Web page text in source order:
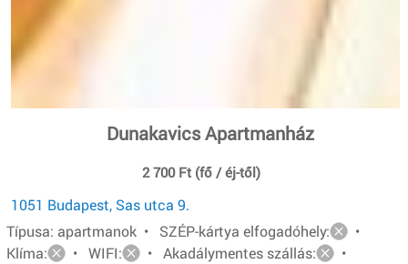
Dunakavics Apartmanház
2 700 Ft (fő / éj-től)
1051 Budapest, Sas utca 9.
Típusa: apartmanok • SZÉP-kártya elfogadóhely:
•
Klíma:
• WIFI: • Akadálymentes szállás: •